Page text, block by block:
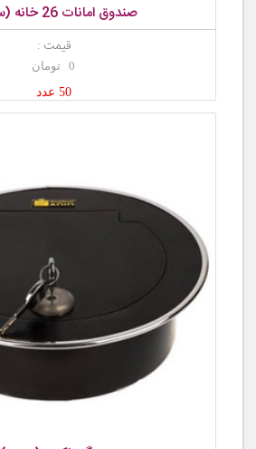
صندوق امانات 26 خانه (سدید)
قیمت :
0 تومان
50 عدد